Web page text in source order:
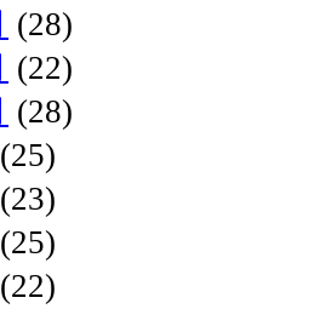
(28)
(22)
(28)
(25)
(23)
(25)
(22)